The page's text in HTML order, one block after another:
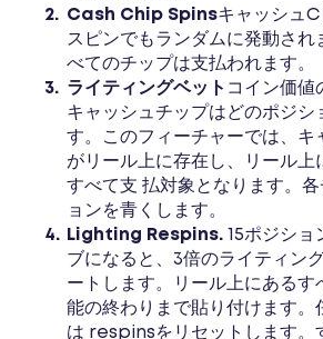
Cash Сhip SpinsキャッシュС
スピンでもランダムに発動され
べてのチップは支払われます。
ライティングベット コイン価値
キャッシュチップはどのポジシ
す。このフィーチャーでは、キ
がリール上に存在し、リール上
すべて支 払対象となります。
ョンを青くします。
Lighting Respins. 15ポジショ
ブになると、3倍のライティン
ートします。リール上にあるす
能の終わりまで貼り付けます。
は respinsをリセットします。